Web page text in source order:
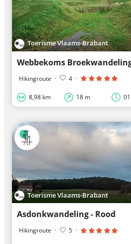
Toerisme Vlaams-Brabant
Webbekoms
Hikingroute · 4 ·
8,98 km 18 m
Toerisme Vlaams-Brabant
Asdonkwandeling - Rood
Hikingroute · 5 ·